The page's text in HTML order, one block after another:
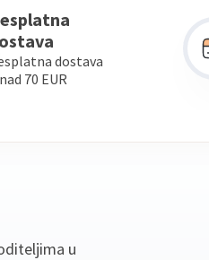
dostava
70 EUR
u